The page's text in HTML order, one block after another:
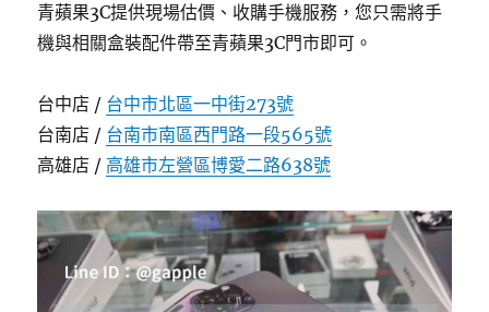
青蘋果3C提供現場估價、收購手機服務，您只需將手
機與相關盒裝配件帶至青蘋果3C門市即可。
台中店 / 台中市北區一中街273號
台南店 / 台南市南區西門路一段565號
高雄店 / 高雄市左營區博愛二路638號